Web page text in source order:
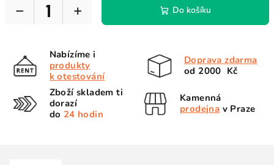
+
− Do košíku
Nabízíme i
produkty
k otestování
Doprava zdarma
od 2000 Kč
Zboží skladem ti
dorazí
do 24 hodin
Kamenná
prodejna v Praze